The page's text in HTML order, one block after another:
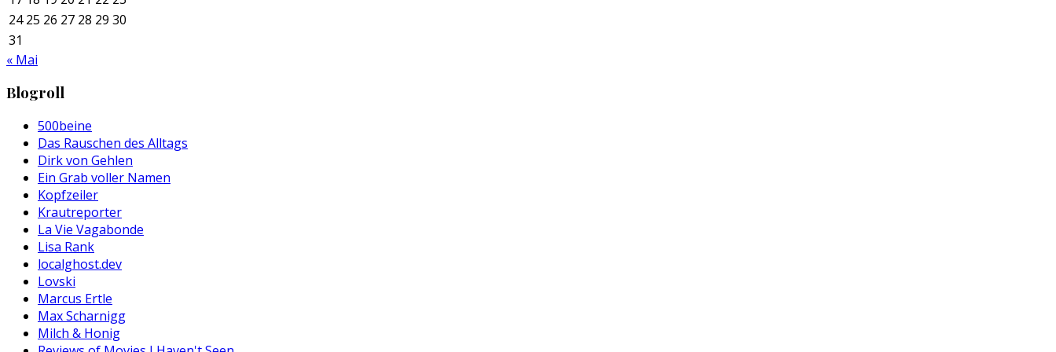
24 25 26 27 28 29 30
31
« Mai
Blogroll
500beine
Das Rauschen des Alltags
Dirk von Gehlen
Ein Grab voller Namen
Kopfzeiler
Krautreporter
La Vie Vagabonde
Lisa Rank
localghost.dev
Lovski
Marcus Ertle
Max Scharnigg
Milch & Honig